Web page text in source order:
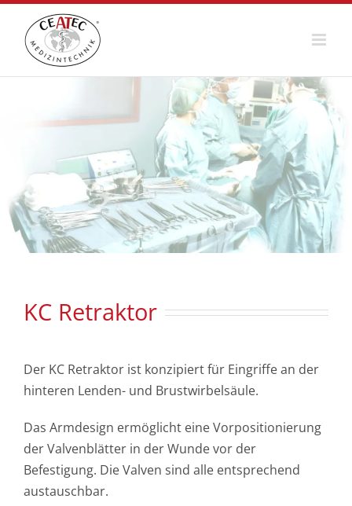
Zum
Inhalt
springen
KC Retraktor
Der KC Retraktor ist konzipiert für Eingriffe an der
hinteren Lenden- und Brustwirbelsäule.
Das Armdesign ermöglicht eine Vorpositionierung
der Valvenblätter in der Wunde vor der
Befestigung. Die Valven sind alle entsprechend
austauschbar.